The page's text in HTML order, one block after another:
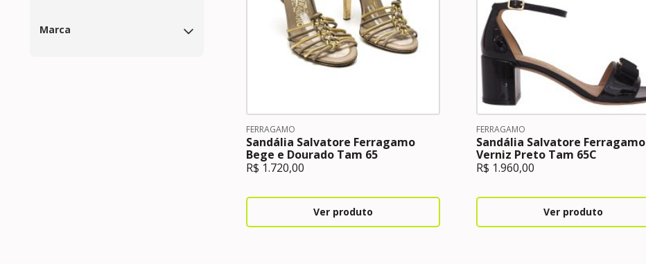
Marca
FERRAGAMO
Sandália Salvatore Ferragamo
Bege e Dourado Tam 65
R$ 1.720,00
Ver produto
FERRAGAMO
Sandália Salvatore Ferragamo
Verniz Preto Tam 65C
R$ 1.960,00
Ver produto